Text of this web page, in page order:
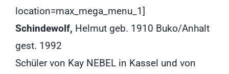
Malerlexikon
location=max_mega_menu_1]
Schindewolf, Helmut geb. 1910 Buko/Anhalt
gest. 1992
Schüler von Kay NEBEL in Kassel und von